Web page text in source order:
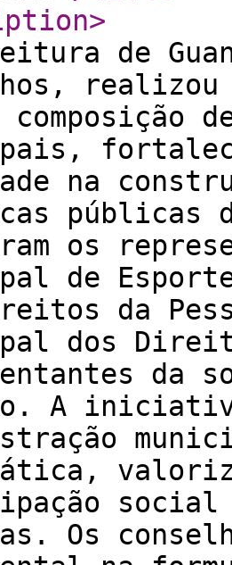
>
de
composição
na
públicas
os
de
da
dos
da
A
Os